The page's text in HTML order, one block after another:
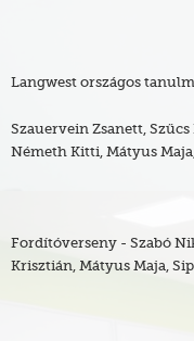
Langwest országos
Szauervein Zsanett,
Németh Kitti, Mátyus
Fordítóverseny - Szabó
Krisztián, Mátyus Maja,